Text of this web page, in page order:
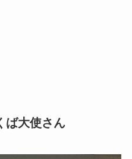
ば大使さん